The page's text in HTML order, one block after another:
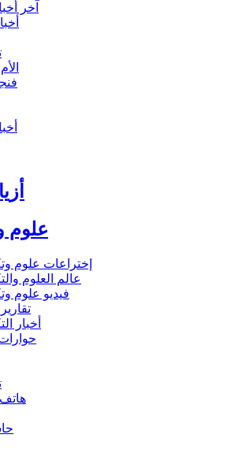
آخر
علوم
إختراعات علوم
عالم العلوم
فيديو علوم
أخبار
حوارات